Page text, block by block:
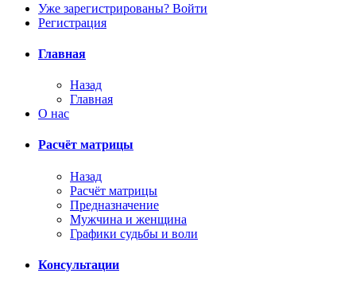
Уже зарегистрированы? Войти
Регистрация
Главная
Назад
Главная
О нас
Расчёт матрицы
Назад
Расчёт матрицы
Предназначение
Мужчина и женщина
Графики судьбы и воли
Консультации